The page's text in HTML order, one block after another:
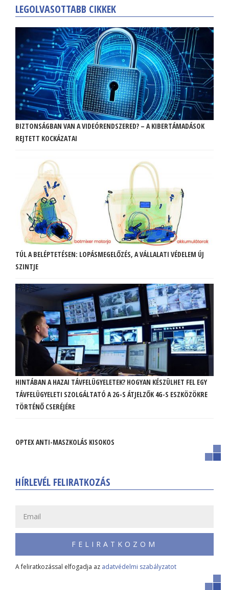
LEGOLVASOTTABB CIKKEK
BIZTONSÁGBAN VAN A VIDEÓRENDSZERED? – A KIBERTÁMADÁSOK
REJTETT KOCKÁZATAI
TÚL A BELÉPTETÉSEN: LOPÁSMEGELŐZÉS, A VÁLLALATI VÉDELEM ÚJ
SZINTJE
HINTÁBAN A HAZAI TÁVFELÜGYELETEK? HOGYAN KÉSZÜLHET FEL EGY
TÁVFELÜGYELETI SZOLGÁLTATÓ A 2G-S ÁTJELZŐK 4G-S ESZKÖZÖKRE
TÖRTÉNŐ CSERÉJÉRE
OPTEX ANTI-MASZKOLÁS KISOKOS
HÍRLEVÉL FELIRATKOZÁS
FELIRATKOZOM
A feliratkozással elfogadja az adatvédelmi szabályzatot